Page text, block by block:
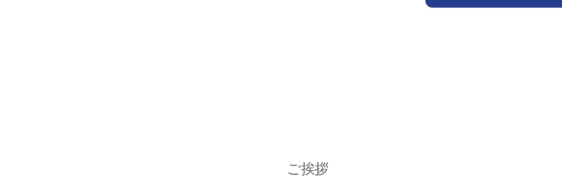
ご挨拶